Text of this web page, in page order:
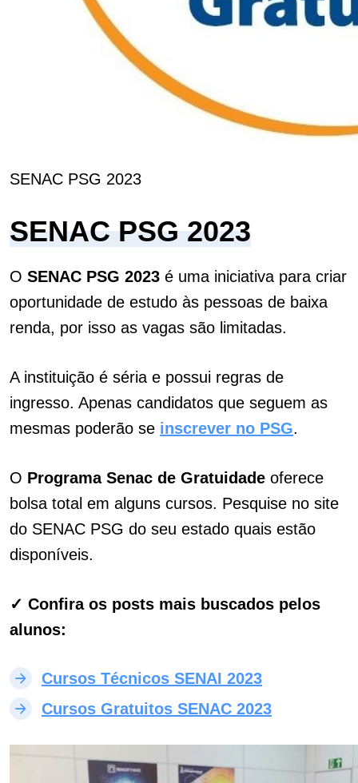
SENAC PSG 2023
SENAC PSG 2023
O SENAC PSG 2023 é uma iniciativa para criar
oportunidade de estudo às pessoas de baixa
renda, por isso as vagas são limitadas.
A instituição é séria e possui regras de
ingresso. Apenas candidatos que seguem as
mesmas poderão se inscrever no PSG.
O Programa Senac de Gratuidade oferece
bolsa total em alguns cursos. Pesquise no site
do SENAC PSG do seu estado quais estão
disponíveis.
✓ Confira os posts mais buscados pelos
alunos:
Cursos Técnicos SENAI 2023
Cursos Gratuitos SENAC 2023